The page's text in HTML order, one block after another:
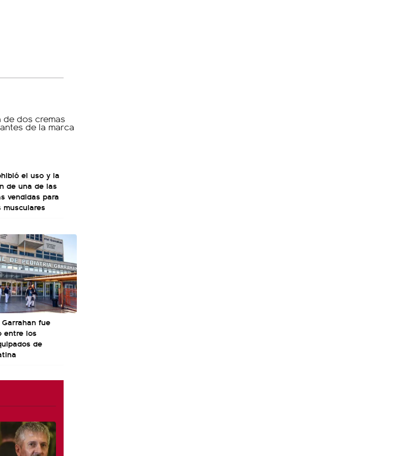
el uso y la
de una de las
vendidas para
musculares
fue
entre los
de